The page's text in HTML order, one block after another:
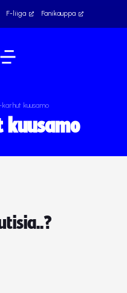
F-liiga Fanikauppa
kuusamo